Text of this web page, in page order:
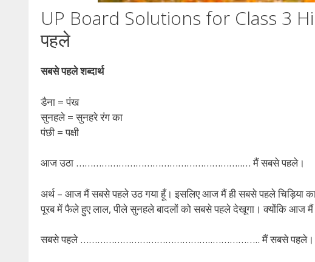
UP Board Solutions for Class 3
पहले
सबसे पहले शब्दार्थ
डैना = पंख
सुनहले = सुनहरे रंग का
पंछी = पक्षी
आज उठा …………………………………………………..… मैं सबसे पहले।
अर्थ – आज मैं सबसे पहले उठ गया हूँ। इसलिए आज मैं ही सबसे पहले
पूरब में फैले हुएलाल, पीले सुनहले बादलों को सबसे पहले देखूगा। क्योंकि आज
सबसे पहले ………………………………………..…………….. मैं सबसे पहले।